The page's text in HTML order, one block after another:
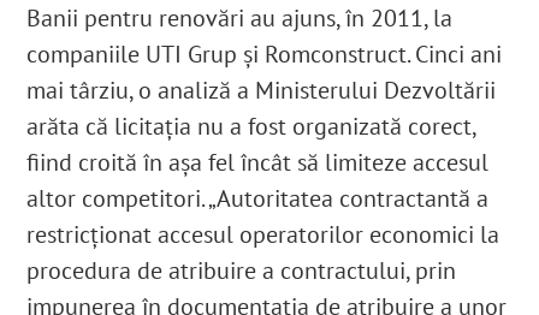
Banii pentru renovări au ajuns, în 2011, la
companiile UTI Grup și Romconstruct.Cinci ani
mai târziu, o analiză a Ministerului Dezvoltării
arăta că licitația nu a fost organizată corect,
fiind croită în așa fel încât să limiteze accesul
altor competitori.„Autoritatea contractantă a
restricționat accesul operatorilor economici la
procedura de atribuire a contractului, prin
impunerea în documentația de atribuire a unor